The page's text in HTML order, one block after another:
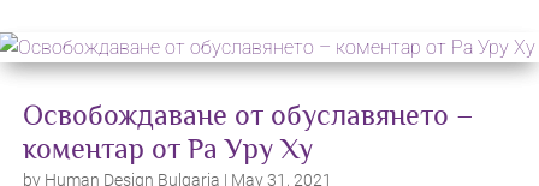
Освобождаване от обуславянето –
коментар от Ра Уру Ху
by Human Design Bulgaria | May 31, 2021